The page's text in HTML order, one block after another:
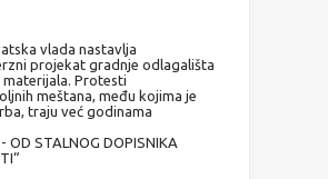
vlada nastavlja
projekat gradnje odlagališta
Protesti
meštana, među kojima je
traju već godinama
OD STALNOG DOPISNIKA